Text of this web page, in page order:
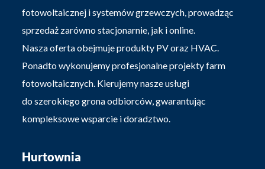
fotowoltaicznej i systemów grzewczych, prowadząc
sprzedaż zarówno stacjonarnie, jak i online.
Nasza oferta obejmuje produkty PV oraz HVAC.
Ponadto wykonujemy profesjonalne projekty farm
fotowoltaicznych. Kierujemy nasze usługi
do szerokiego grona odbiorców, gwarantując
kompleksowe wsparcie i doradztwo.
Hurtownia